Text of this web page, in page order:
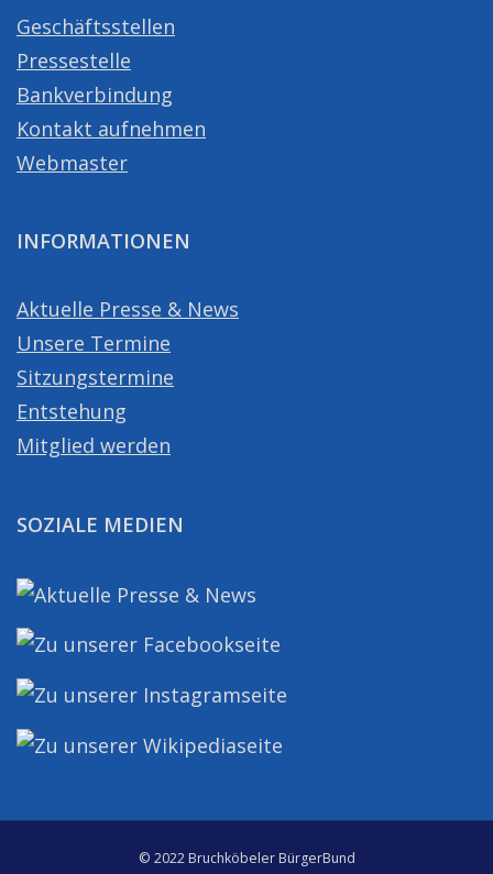
Geschäftsstellen
Pressestelle
Bankverbindung
Kontakt aufnehmen
Webmaster
INFORMATIONEN
Aktuelle Presse & News
Unsere Termine
Sitzungstermine
Entstehung
Mitglied werden
SOZIALE MEDIEN
© 2022 Bruchköbeler BürgerBund